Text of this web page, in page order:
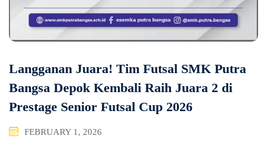
Langganan Juara! Tim Futsal SMK Putra
Bangsa Depok Kembali Raih Juara 2 di
Prestage Senior Futsal Cup 2026
FEBRUARY 1, 2026